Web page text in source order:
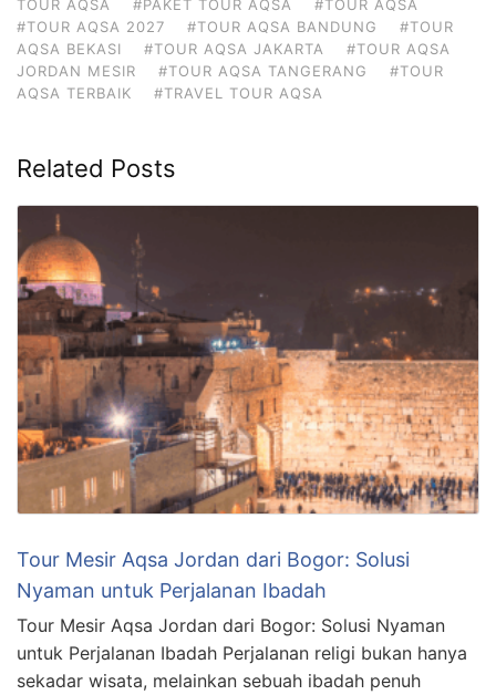
TOUR AQSA #PAKET TOUR AQSA
#TOUR AQSA
#TOUR AQSA 2027
#TOUR AQSA BANDUNG
#TOUR
AQSA BEKASI
#TOUR AQSA JAKARTA
#TOUR AQSA
JORDAN MESIR
#TOUR AQSA TANGERANG
#TOUR
AQSA TERBAIK
#TRAVEL TOUR AQSA
Related Posts
Tour Mesir Aqsa Jordan dari Bogor: Solusi
Nyaman untuk Perjalanan Ibadah
Tour Mesir Aqsa Jordan dari Bogor: Solusi Nyaman
untuk Perjalanan Ibadah Perjalanan religi bukan hanya
sekadar wisata, melainkan sebuah ibadah penuh